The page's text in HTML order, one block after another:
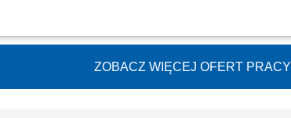
na najwyższym poziomie.
ZOBACZ WIĘCEJ OFERT PRACY